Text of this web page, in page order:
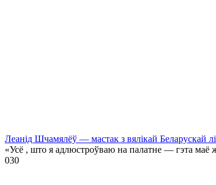
Леанід Шчамялёў — мастак з вялікай Беларускай
«Усё , што я адлюстроўваю на палатне — гэта маё
030